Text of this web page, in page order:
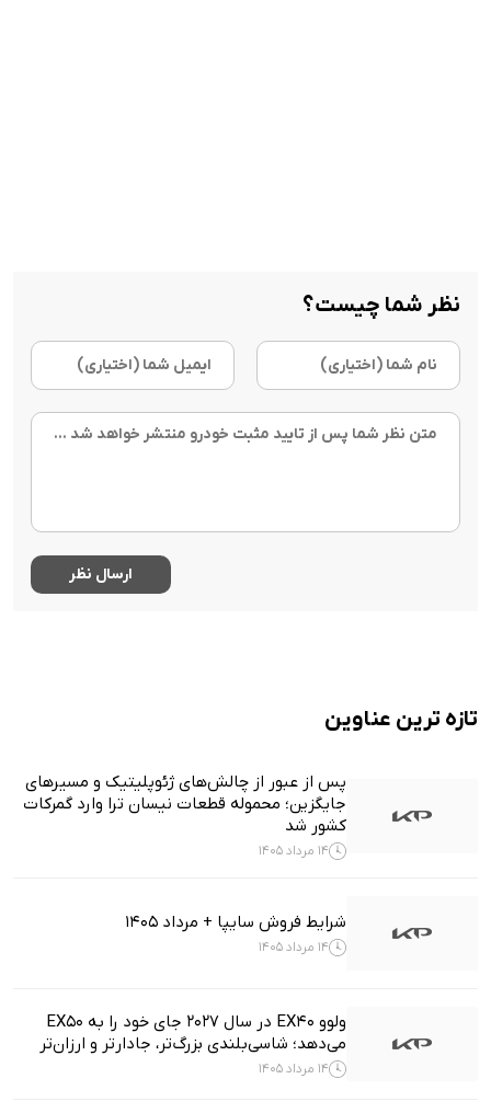
نظر شما چیست؟
تازه ترین عناوین
پس از عبور از چالش‌های ژئوپلیتیک و مسیرهای
جایگزین؛ محموله قطعات نیسان ترا وارد گمرکات
کشور شد
14 مرداد 1405
شرایط فروش سایپا + مرداد 1405
14 مرداد 1405
ولوو EX40 در سال ۲۰۲۷ جای خود را به EX50
می‌دهد؛ شاسی‌بلندی بزرگ‌تر، جادارتر و ارزان‌تر
14 مرداد 1405